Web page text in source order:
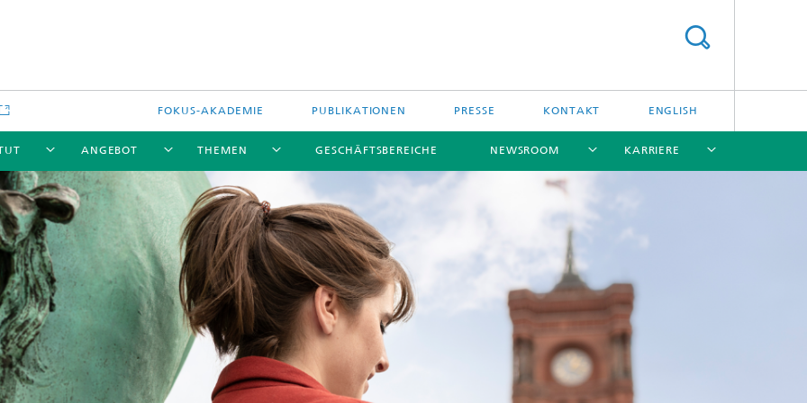
FOKUS-AKADEMIE PUBLIKATIONEN PRESSE KONTAKT ENGLISH
ANGEBOT THEMEN GESCHÄFTSBEREICHE NEWSROOM KARRIERE